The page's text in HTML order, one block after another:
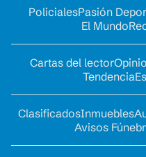
PolicialesPasión
El Mundo
Cartas del lector
Tendencia
ClasificadosInmuebles
Avisos